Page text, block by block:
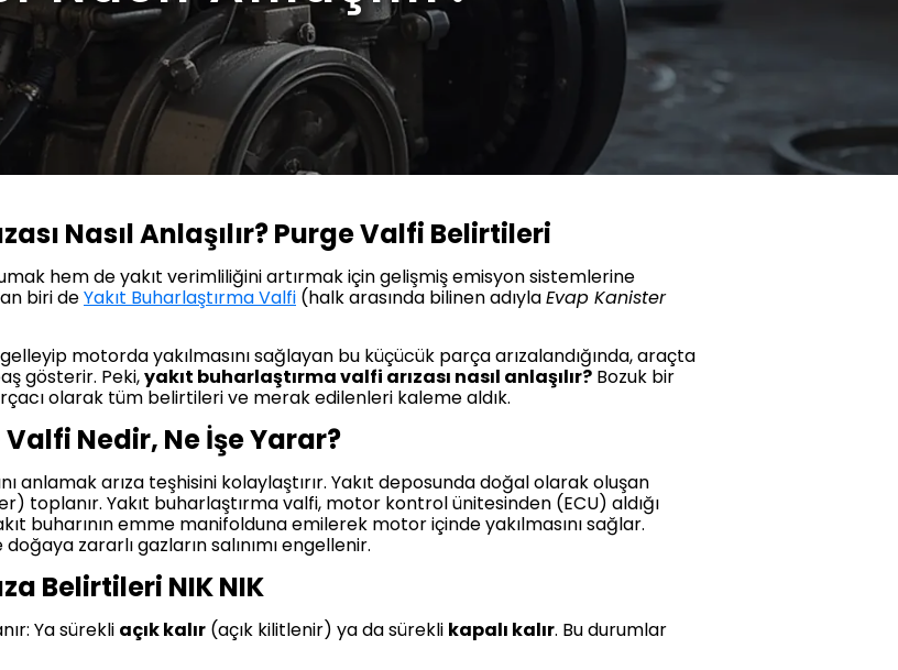
Nasıl Anlaşılır? Purge Valfi Belirtileri
hem de yakıt verimliliğini artırmak için gelişmiş emisyon sistemlerine
biri deYakıt Buharlaştırma Valfi (halk arasında bilinen adıylaEvap Kanister
motorda yakılmasını sağlayan bu küçücük parça arızalandığında, araçta
gösterir. Peki,yakıt buharlaştırma valfi arızası nasıl anlaşılır? Bozuk bir
olarak tüm belirtileri ve merak edilenleri kaleme aldık.
Nedir, Ne İşe Yarar?
anlamak arıza teşhisini kolaylaştırır. Yakıt deposunda doğal olarak oluşan
toplanır. Yakıt buharlaştırma valfi, motor kontrol ünitesinden (ECU) aldığı
buharının emme manifolduna emilerek motor içinde yakılmasını sağlar.
zararlı gazların salınımı engellenir.
Belirtileri NIK NIK
Ya sürekli açık kalır (açık kilitlenir) ya da sürekli kapalı kalır. Bu durumlar